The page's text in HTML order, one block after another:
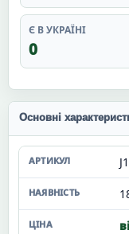
Є В УКРАЇНІ
0
Основні